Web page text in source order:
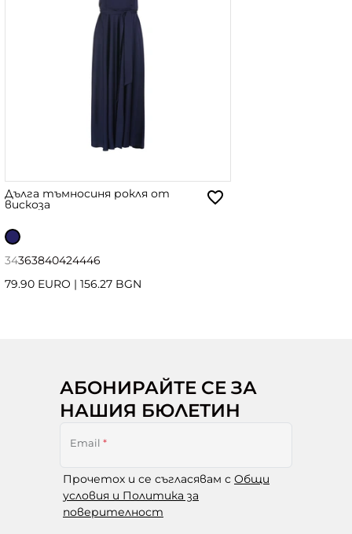
Дълга тъмносиня рокля от
вискоза
34363840424446
79.90 EURO | 156.27 BGN
АБОНИРАЙТЕ СЕ ЗА
НАШИЯ БЮЛЕТИН
Email *
Прочетох и се съгласявам с Общи
условия и Политика за
поверителност